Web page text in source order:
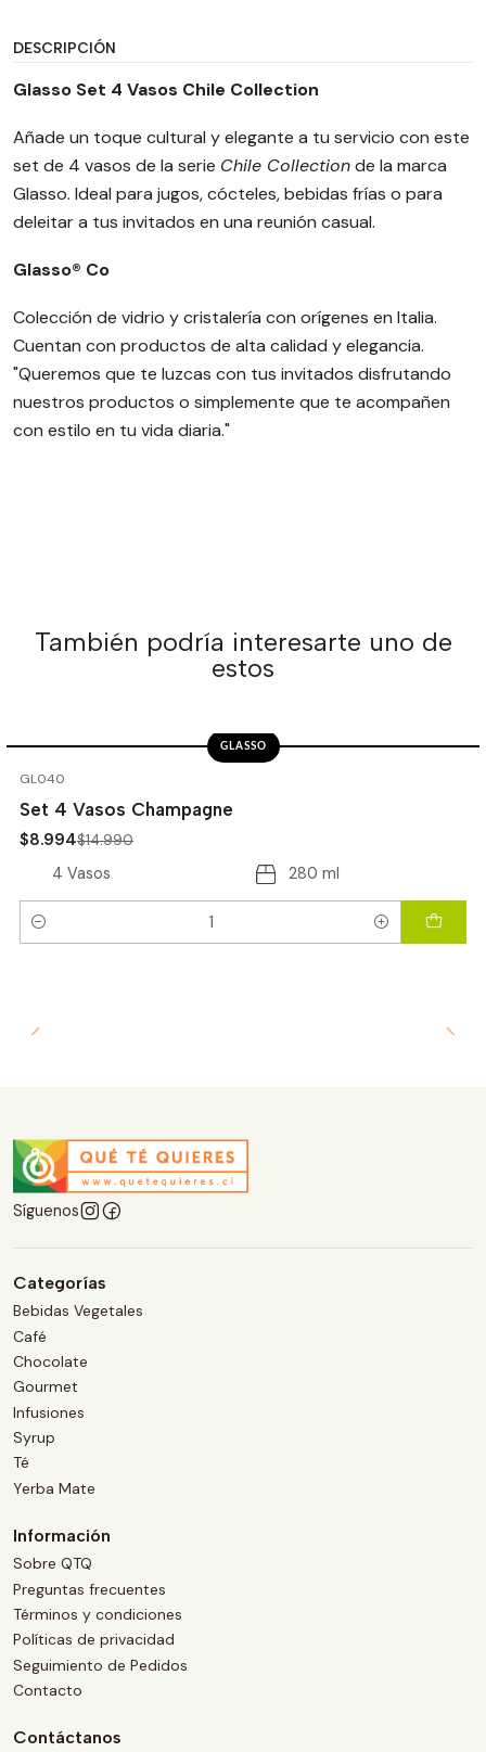
DESCRIPCIÓN
Glasso Set 4 Vasos Chile Collection
Añade un toque cultural y elegante a tu servicio con este
set de 4 vasos de la serie Chile Collectionde la marca
Glasso. Ideal para jugos, cócteles, bebidas frías o para
deleitar a tus invitados en una reunión casual.
Glasso® Co
Colección de vidrio y cristalería con orígenes en Italia.
Cuentan con productos de alta calidad y elegancia.
"Queremos que te luzcas con tus invitados disfrutando
nuestros productos o simplemente que te acompañen
con estilo en tu vida diaria."
También podría interesarte uno de
estos
GL040
GLASSO
Set 4 Vasos Champagne
$8.994$14.990
4 Vasos 280 ml
Cantidad
Síguenos
Categorías
Bebidas Vegetales
Café
Chocolate
Gourmet
Infusiones
Syrup
Té
Yerba Mate
Información
Sobre QTQ
Preguntas frecuentes
Términos y condiciones
Políticas de privacidad
Seguimiento de Pedidos
Contacto
Contáctanos